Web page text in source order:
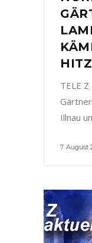
TELE
Illnau
7. August